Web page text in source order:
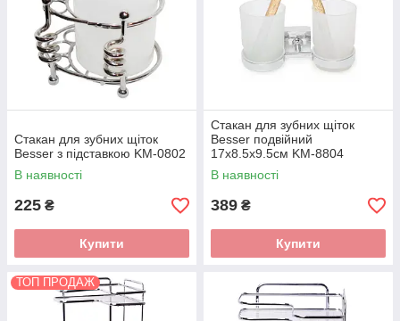
Стакан для зубних щіток
Besser з підставкою KM-0802
В наявності
225 ₴
Купити
Стакан для зубних щіток
Besser подвійний
17х8.5х9.5см KM-8804
В наявності
389 ₴
Купити
ТОП ПРОДАЖ